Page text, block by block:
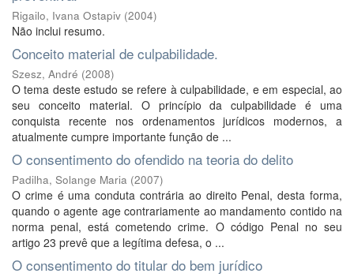
Rigailo, Ivana Ostapiv (2004)
Não inclui resumo.
Conceito material de culpabilidade.
Szesz, André (2008)
O tema deste estudo se refere à culpabilidade, e em especial, ao
seu conceito material. O princípio da culpabilidade é uma
conquista recente nos ordenamentos jurídicos modernos, a
atualmente cumpre importante função de ...
O consentimento do ofendido na teoria do delito
Padilha, Solange Maria (2007)
O crime é uma conduta contrária ao direito Penal, desta forma,
quando o agente age contrariamente ao mandamento contido na
norma penal, está cometendo crime. O código Penal no seu
artigo 23 prevê que a legítima defesa, o ...
O consentimento do titular do bem jurídico